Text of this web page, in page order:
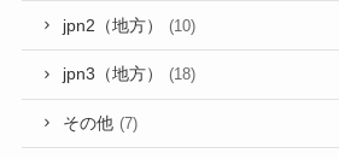
jpn2（地方） (10)
jpn3（地方） (18)
その他 (7)